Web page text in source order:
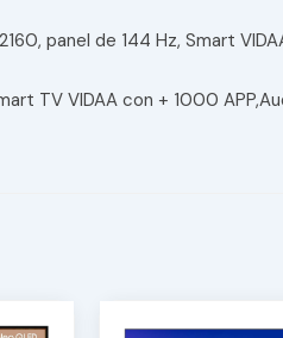
panel de 144 Hz, Smart
TV VIDAA con + 1000